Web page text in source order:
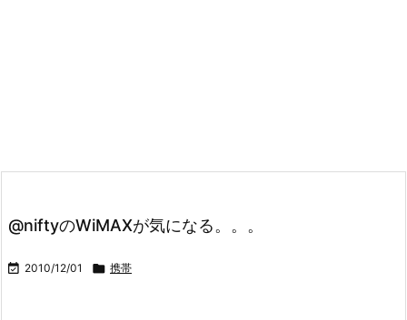
@niftyのWiMAXが気になる。。。
 2010/12/01  携帯